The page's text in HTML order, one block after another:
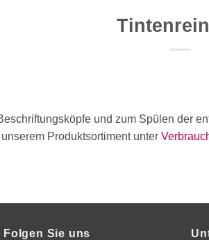
und zum Spülen der
Produktsortiment unter
Folgen Sie uns